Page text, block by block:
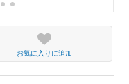
お気に入りに追加